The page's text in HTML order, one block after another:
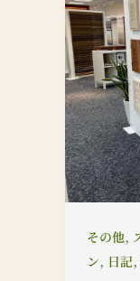
その他,
ン, 日記,